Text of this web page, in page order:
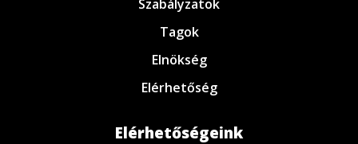
Szabályzatok
Tagok
Elnökség
Elérhetőség
Elérhetőségeink